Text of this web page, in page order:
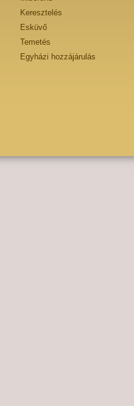
Keresztelés
Esküvő
Temetés
Egyházi hozzájárulás